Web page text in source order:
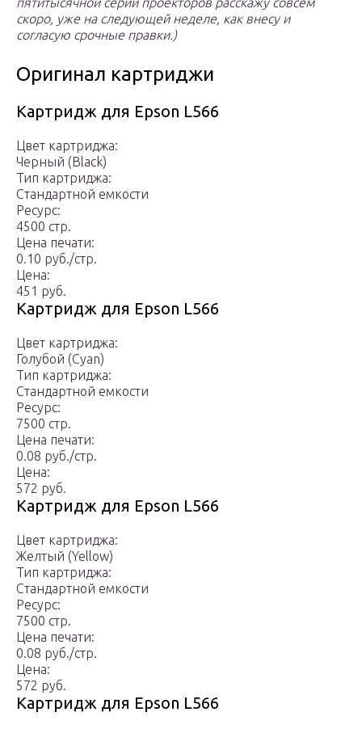
скоро, уже на следующей неделе, как внесу и
согласую срочные правки.)
Оригинал картриджи
Картридж для Epson L566
Цвет картриджа:
Черный (Black)
Тип картриджа:
Стандартной емкости
Ресурс:
4500 стр.
Цена печати:
0.10 руб./стр.
Цена:
451 руб.
Картридж для Epson L566
Цвет картриджа:
Голубой (Cyan)
Тип картриджа:
Стандартной емкости
Ресурс:
7500 стр.
Цена печати:
0.08 руб./стр.
Цена:
572 руб.
Картридж для Epson L566
Цвет картриджа:
Желтый (Yellow)
Тип картриджа:
Стандартной емкости
Ресурс:
7500 стр.
Цена печати:
0.08 руб./стр.
Цена:
572 руб.
Картридж для Epson L566